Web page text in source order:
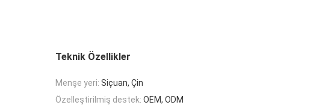
Teknik Özellikler
Menşe yeri: Siçuan, Çin
Özelleştirilmiş destek: OEM, ODM